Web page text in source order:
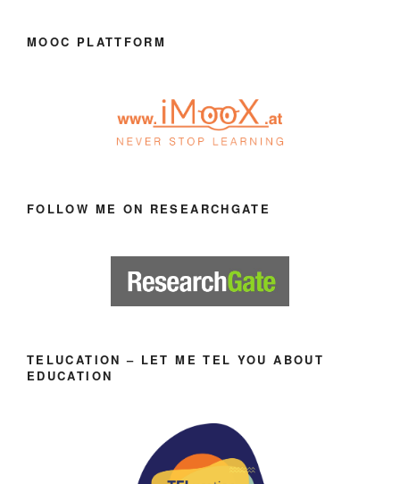
MOOC PLATTFORM
FOLLOW ME ON RESEARCHGATE
TELUCATION – LET ME TEL YOU ABOUT
EDUCATION